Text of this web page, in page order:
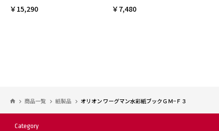
￥15,290
￥7,480
商品一覧 紙製品 オリオン ワーグマン水彩紙ブックＧＭ−Ｆ３
Category